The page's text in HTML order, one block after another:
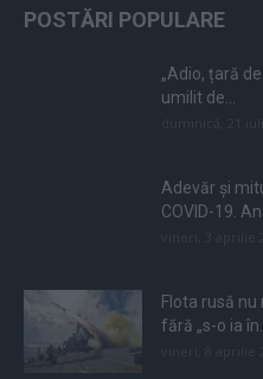
POSTĂRI POPULARE
„Adio, țară
umilit de...
Adevăr și
COVID-19.
Flota rusă
fără „s-o ia